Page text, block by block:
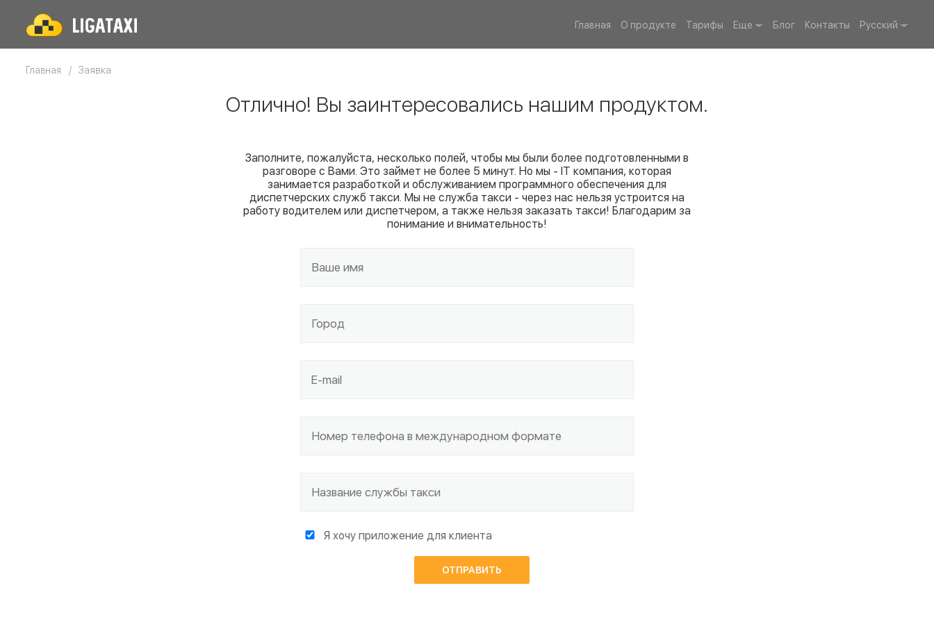
Главная О продукте Тарифы Еще Блог Контакты Русский
Главная Заявка
Отлично! Вы заинтересовались нашим продуктом.
Заполните, пожалуйста, несколько полей, чтобы мы были более подготовленными в
разговоре с Вами. Это займет не более 5 минут. Но мы - IT компания, которая
занимается разработкой и обслуживанием программного обеспечения для
диспетчерских служб такси. Мы не служба такси - через нас нельзя устроится на
работу водителем или диспетчером, а также нельзя заказать такси! Благодарим за
понимание и внимательность!
Я хочу приложение для клиента
ОТПРАВИТЬ